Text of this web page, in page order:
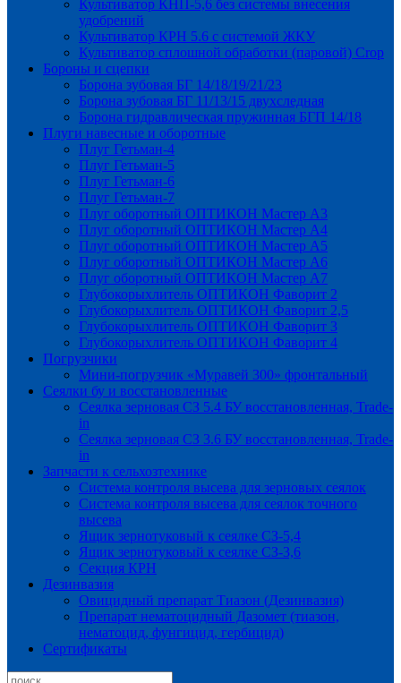
Культиватор КНП-5,6 без системы внесения
удобрений
Культиватор КРН 5.6 с системой ЖКУ
Культиватор сплошной обработки (паровой) Crop
Бороны и сцепки
Борона зубовая БГ 14/18/19/21/23
Борона зубовая БГ 11/13/15 двухследная
Борона гидравлическая пружинная БГП 14/18
Плуги навесные и оборотные
Плуг Гетьман-4
Плуг Гетьман-5
Плуг Гетьман-6
Плуг Гетьман-7
Плуг оборотный ОПТИКОН Мастер А3
Плуг оборотный ОПТИКОН Мастер А4
Плуг оборотный ОПТИКОН Мастер А5
Плуг оборотный ОПТИКОН Мастер А6
Плуг оборотный ОПТИКОН Мастер А7
Глубокорыхлитель ОПТИКОН Фаворит 2
Глубокорыхлитель ОПТИКОН Фаворит 2,5
Глубокорыхлитель ОПТИКОН Фаворит 3
Глубокорыхлитель ОПТИКОН Фаворит 4
Погрузчики
Мини-погрузчик «Муравей 300» фронтальный
Сеялки бу и восстановленные
Сеялка зерновая СЗ 5.4 БУ восстановленная, Trade-
in
Сеялка зерновая СЗ 3.6 БУ восстановленная, Trade-
in
Запчасти к сельхозтехнике
Система контроля высева для зерновых сеялок
Система контроля высева для сеялок точного
высева
Ящик зернотуковый к сеялке СЗ-5,4
Ящик зернотуковый к сеялке СЗ-3,6
Секция КРН
Дезинвазия
Овицидный препарат Тиазон (Дезинвазия)
Препарат нематоцидный Дазомет (тиазон,
нематоцид, фунгицид, гербицид)
Сертификаты
Search